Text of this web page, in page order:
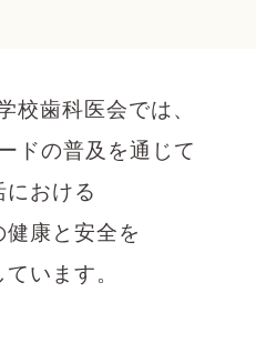
歯科医会では、
ドの普及を通じて
おける
健康と安全を
います。